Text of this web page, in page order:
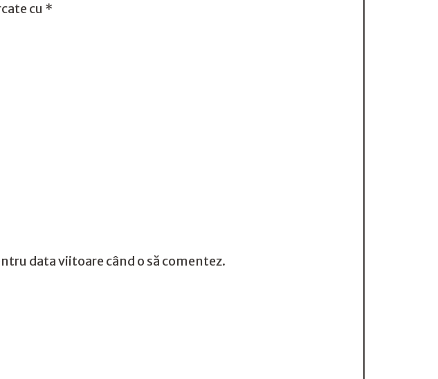
cu *
data viitoare când o să comentez.